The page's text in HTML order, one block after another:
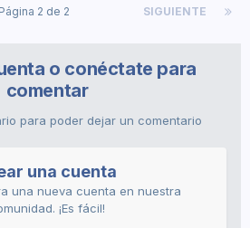
SIGUIENTE
Página 2 de 2
o conéctate para
comentar
para poder dejar un comentario
una cuenta
una nueva cuenta en nuestra
¡Es fácil!